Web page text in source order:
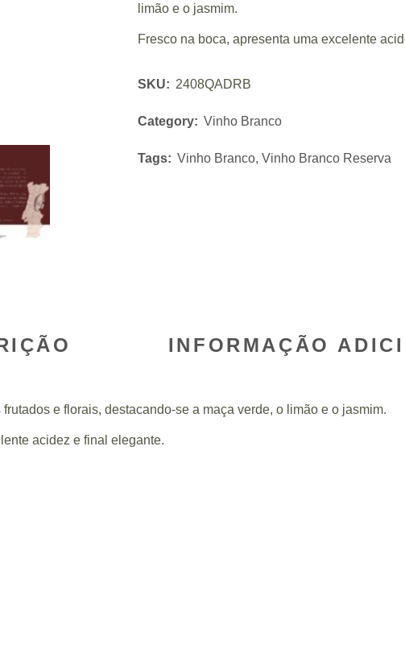
limão e o jasmim.
Fresco na boca, apresenta uma excelente
SKU: 2408QADRB
Category: Vinho Branco
Tags: Vinho Branco, Vinho Branco Reserva
INFORMAÇÃO
e florais, destacando-se a maça verde, o limão e o jasmim.
acidez e final elegante.